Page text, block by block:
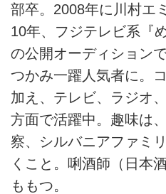
部卒。2008年に川村エ
10年、フジテレビ系『
の公開オーディション
つかみ一躍人気者に。
加え、テレビ、ラジオ
方面で活躍中。趣味は
察、シルバニアファミ
くこと。唎酒師（日本
ももつ。